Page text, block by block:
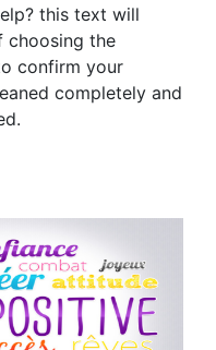
this text will
choosing the
confirm your
completely and